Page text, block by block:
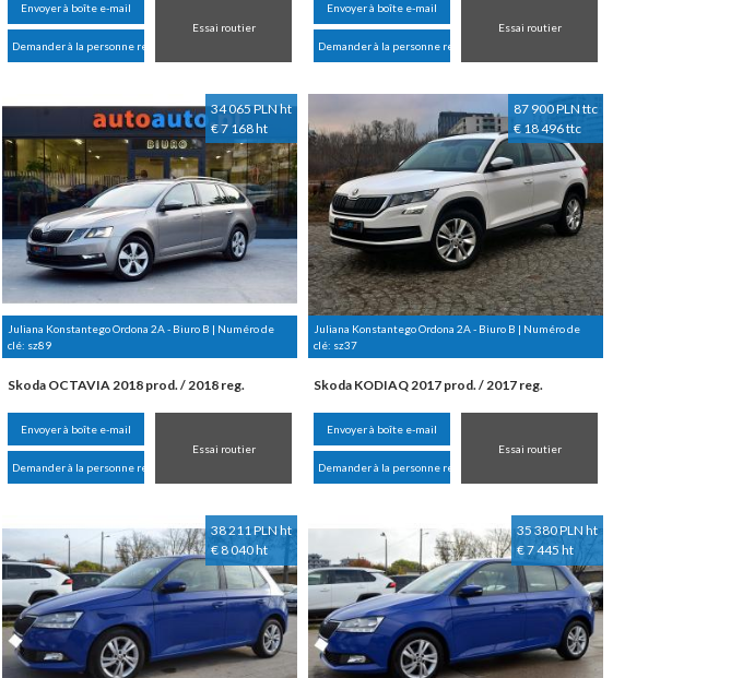
Envoyer à boîte e-mail
Demander à la personne responsable
Essai routier
Envoyer à boîte e-mail
Demander à la personne responsable
Essai routier
34 065 PLN ht
€ 7 168 ht
Juliana Konstantego Ordona 2A - Biuro B | Numéro de
clé: sz89
Skoda OCTAVIA 2018 prod. / 2018 reg.
Envoyer à boîte e-mail
Demander à la personne responsable
Essai routier
87 900 PLN ttc
€ 18 496 ttc
Juliana Konstantego Ordona 2A - Biuro B | Numéro de
clé: sz37
Skoda KODIAQ 2017 prod. / 2017 reg.
Envoyer à boîte e-mail
Demander à la personne responsable
Essai routier
38 211 PLN ht
€ 8 040 ht
35 380 PLN ht
€ 7 445 ht